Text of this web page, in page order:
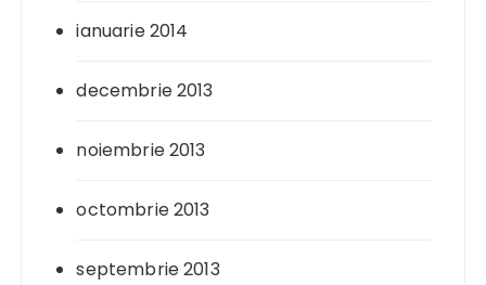
ianuarie 2014
decembrie 2013
noiembrie 2013
octombrie 2013
septembrie 2013